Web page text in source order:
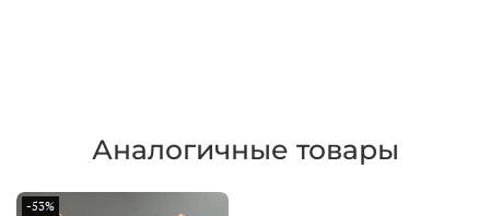
Аналогичные товары
-53%